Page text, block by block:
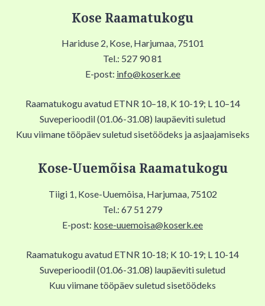
Kose Raamatukogu
Hariduse 2, Kose, Harjumaa, 75101
Tel.: 527 90 81
E-post: info@koserk.ee
Raamatukogu avatud ETNR 10–18, K 10-19; L 10–14
Suveperioodil (01.06-31.08) laupäeviti suletud
Kuu viimane tööpäev suletud sisetöödeks ja asjaajamiseks
Kose-Uuemõisa Raamatukogu
Tiigi 1, Kose-Uuemõisa, Harjumaa, 75102
Tel.: 67 51 279
E-post: kose-uuemoisa@koserk.ee
Raamatukogu avatud ETNR 10-18; K 10-19; L 10-14
Suveperioodil (01.06-31.08) laupäeviti suletud
Kuu viimane tööpäev suletud sisetöödeks